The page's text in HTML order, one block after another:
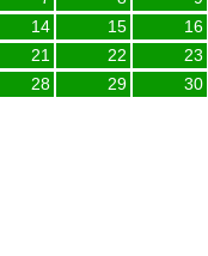
14 15
16
21 22
23
28 29
30